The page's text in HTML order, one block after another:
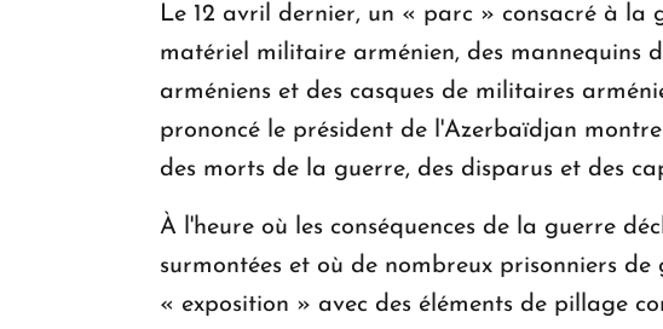
Le 12 avril dernier, un « parc » consacré à la
matériel militaire arménien, des mannequins
arméniens et des casques de militaires
prononcé le président de l'Azerbaïdjan
des morts de la guerre, des disparus et des
À l'heure où les conséquences de la guerre
surmontées et où de nombreux prisonniers
« exposition » avec des éléments de pillage